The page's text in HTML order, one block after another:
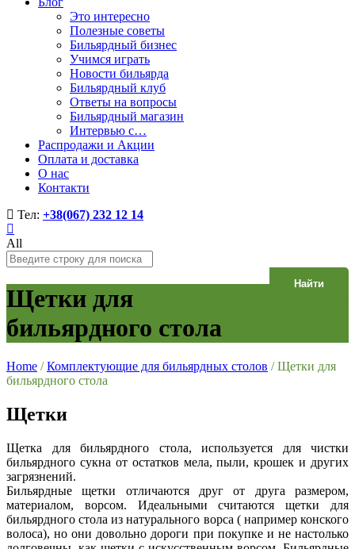
Это интересно
Полезные советы
Бильярдный бизнес
Учимся играть
Новости бильярда
Бильярдный клуб
Ответы на вопросы
Бильярдный магазин
Интервью с…
Распродажи и Акции
Оплата и доставка
О нас
Контакти
Тел: +38(067) 232 12 14
All
Найти
Щетки для
бильярдного стола
Home / Комплектующие для бильярдных столов / Щетки для
бильярдного стола
Щетки
Щетка для бильярдного стола, используется для чистки
бильярдного сукна от остатков мела, пыли, крошек и других
загрязнений.
Бильярдные щетки отличаются друг от друга размером,
материалом, ворсом. Идеальными считаются щетки для
бильярдного стола из натурального ворса ( например конского
волоса), но они довольно дороги при покупке и не настолько